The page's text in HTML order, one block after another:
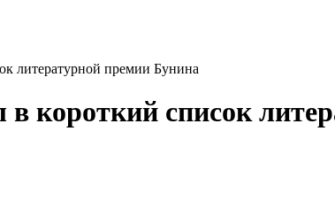
литературной премии Бунина
короткий список